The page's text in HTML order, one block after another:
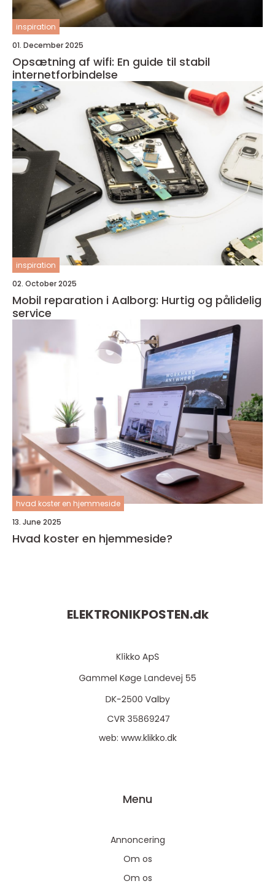
inspiration
01. December 2025
Opsætning af wifi: En guide til stabil
internetforbindelse
inspiration
02. October 2025
Mobil reparation i Aalborg: Hurtig og pålidelig
service
hvad koster en hjemmeside
13. June 2025
Hvad koster en hjemmeside?
ELEKTRONIKPOSTEN.dk
web: www.klikko.dk
Menu
Annoncering
Om os
Om os